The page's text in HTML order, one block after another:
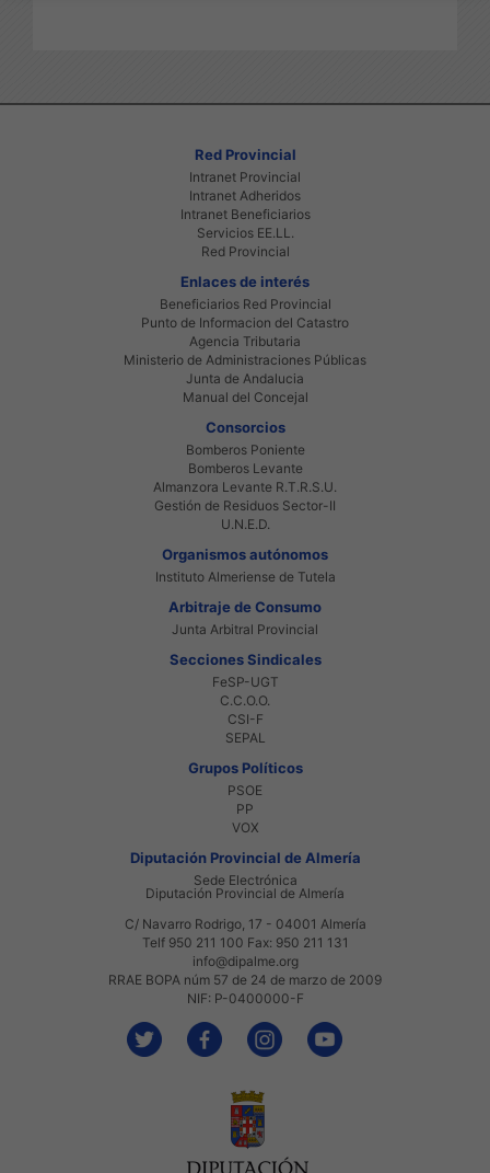
Red Provincial
Intranet Provincial
Intranet Adheridos
Intranet Beneficiarios
Servicios EE.LL.
Red Provincial
Enlaces de interés
Beneficiarios Red Provincial
Punto de Informacion del Catastro
Agencia Tributaria
Ministerio de Administraciones Públicas
Junta de Andalucia
Manual del Concejal
Consorcios
Bomberos Poniente
Bomberos Levante
Almanzora Levante R.T.R.S.U.
Gestión de Residuos Sector-II
U.N.E.D.
Organismos autónomos
Instituto Almeriense de Tutela
Arbitraje de Consumo
Junta Arbitral Provincial
Secciones Sindicales
FeSP-UGT
C.C.O.O.
CSI-F
SEPAL
Grupos Políticos
PSOE
PP
VOX
Diputación Provincial de Almería
Sede Electrónica
Diputación Provincial de Almería
C/ Navarro Rodrigo, 17 - 04001 Almería
Telf 950 211 100 Fax: 950 211 131
info@dipalme.org
RRAE BOPA núm 57 de 24 de marzo de 2009
NIF: P-0400000-F